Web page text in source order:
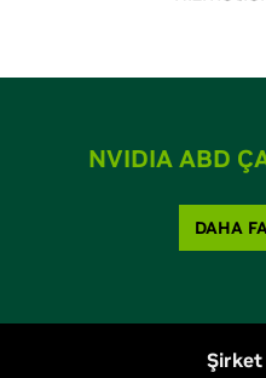
NVIDIA ABD
DAHA